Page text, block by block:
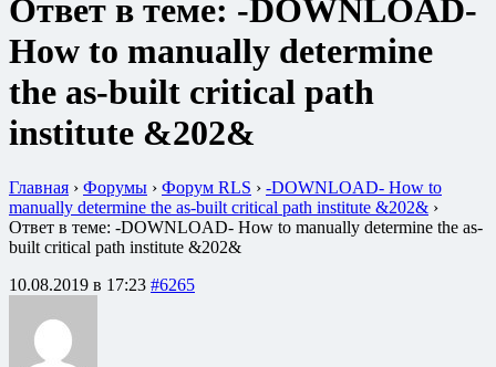
Ответ в теме: -DOWNLOAD-
How to manually determine
the as-built critical path
institute &202&
Главная › Форумы › Форум RLS › -DOWNLOAD- How to
manually determine the as-built critical path institute &202& ›
Ответ в теме: -DOWNLOAD- How to manually determine the as-
built critical path institute &202&
10.08.2019 в 17:23 #6265